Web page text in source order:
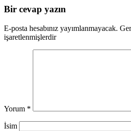
Bir cevap yazın
E-posta hesabınız yayımlanmayacak.
işaretlenmişlerdir
Yorum *
İsim